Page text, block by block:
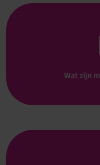
Wat zijn